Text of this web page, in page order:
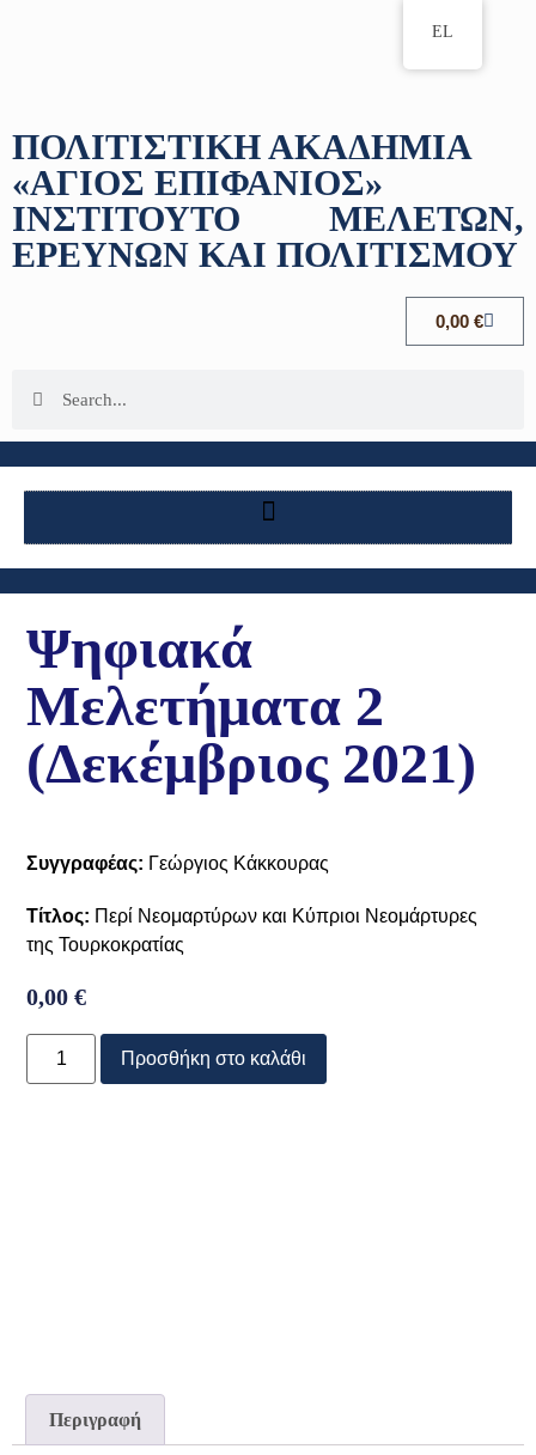
ΠΟΛΙΤΙΣΤΙΚΗ ΑΚΑΔΗΜΙΑ
«ΑΓΙΟΣ ΕΠΙΦΑΝΙΟΣ»
ΙΝΣΤΙΤΟΥΤΟ ΜΕΛΕΤΩΝ,
ΕΡΕΥΝΩΝ ΚΑΙ ΠΟΛΙΤΙΣΜΟΥ
0,00 €
Ψηφιακά
Μελετήματα 2
(Δεκέμβριος 2021)
Συγγραφέας: Γεώργιος Κάκκουρας
Τίτλος: Περί Νεομαρτύρων και Κύπριοι Νεομάρτυρες
της Τουρκοκρατίας
0,00€
Προσθήκη στο καλάθι
Περιγραφή
EL